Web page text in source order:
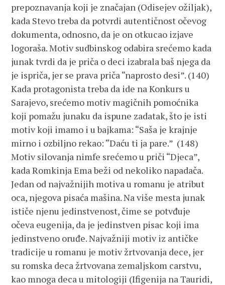
prepoznavanja koji je značajan (Odisejev ožiljak),
kada Stevo treba da potvrdi autentičnost očevog
dokumenta, odnosno, da je on otkucao izjave
logoraša. Motiv sudbinskog odabira srećemo kada
junak tvrdi da je priča o deci izabrala baš njega da
je ispriča, jer se prava priča “naprosto desi”. (140)
Kada protagonista treba da ide na Konkurs u
Sarajevo, srećemo motiv magičnih pomoćnika
koji pomažu junaku da ispune zadatak, što je isti
motiv koji imamo i u bajkama: “Saša je krajnje
mirno i ozbiljno rekao: “Daću ti ja pare.” (148)
Motiv silovanja nimfe srećemo u priči “Djeca”,
kada Romkinja Ema beži od nekoliko napadača.
Jedan od najvažnijih motiva u romanu je atribut
oca, njegova pisaća mašina. Na više mesta junak
ističe njenu jedinstvenost, čime se potvđuje
očeva eugenija, da je jedinstven pisac koji ima
jedinstveno oruđe. Najvažniji motiv iz antičke
tradicije u romanu je motiv žrtvovanja dece, jer
su romska deca žrtvovana zemaljskom carstvu,
kao mnoga deca u mitologiji (Ifigenija na Tauridi,